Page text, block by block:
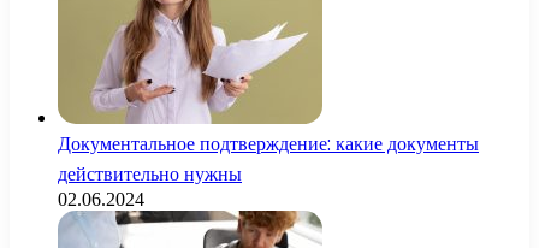
Документальное подтверждение: какие документы
действительно нужны
02.06.2024